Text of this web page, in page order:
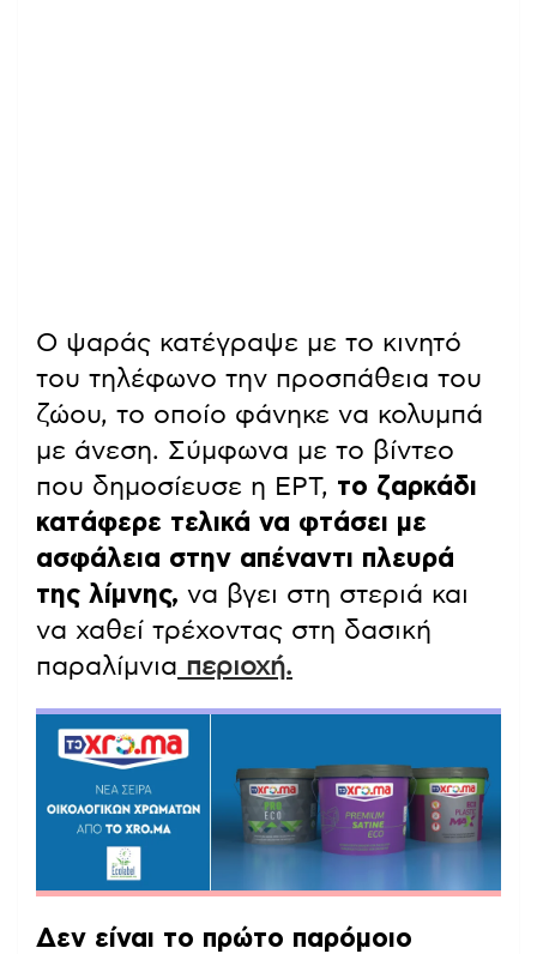
Ο ψαράς κατέγραψε με το κινητό
του τηλέφωνο την προσπάθεια του
ζώου, το οποίο φάνηκε να κολυμπά
με άνεση. Σύμφωνα με το βίντεο
που δημοσίευσε η ΕΡΤ, το ζαρκάδι
κατάφερε τελικά να φτάσει με
ασφάλεια στην απέναντι πλευρά
της λίμνης, να βγει στη στεριά και
να χαθεί τρέχοντας στη δασική
παραλίμνια περιοχή.
Δεν είναι το πρώτο παρόμοιο